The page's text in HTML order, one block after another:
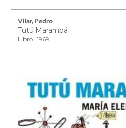
Vilar, Pedro
Tutú Marambá
Libro | 1969